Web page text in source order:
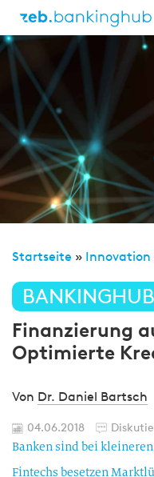
Startseite » Innovation
Finanzierung
Optimierte
Von Dr. Daniel Bartsch
04.06.2018
Banken sind bei